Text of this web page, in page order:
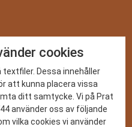
KAN VI
SENASTE
och trenderna inom PR,
på vårt nyhetsbrev
inget.
cookies
Dessa innehåller
att kunna placera vissa
ditt samtycke. Vi på Prat
använder oss av följande
vilka cookies vi använder